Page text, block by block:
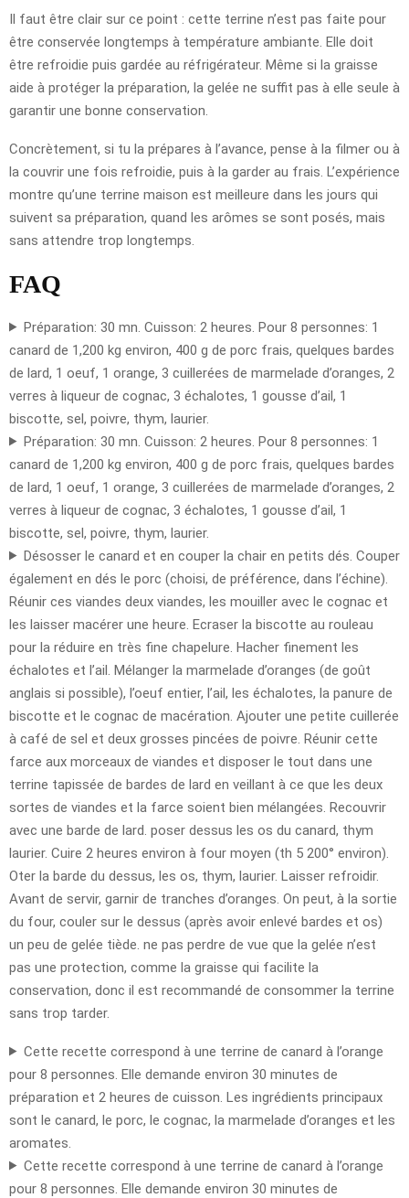
Il faut être clair sur ce point : cette terrine n’est pas faite pour
être conservée longtemps à température ambiante. Elle doit
être refroidie puis gardée au réfrigérateur. Même si la graisse
aide à protéger la préparation, la gelée ne suffit pas à elle seule à
garantir une bonne conservation.
Concrètement, si tu la prépares à l’avance, pense à la filmer ou à
la couvrir une fois refroidie, puis à la garder au frais. L’expérience
montre qu’une terrine maison est meilleure dans les jours qui
suivent sa préparation, quand les arômes se sont posés, mais
sans attendre trop longtemps.
FAQ
Préparation: 30 mn. Cuisson: 2 heures. Pour 8 personnes: 1
canard de 1,200 kg environ, 400 g de porc frais, quelques bardes
de lard, 1 oeuf, 1 orange, 3 cuillerées de marmelade d’oranges, 2
verres à liqueur de cognac, 3 échalotes, 1 gousse d’ail, 1
biscotte, sel, poivre, thym, laurier.
Préparation: 30 mn. Cuisson: 2 heures. Pour 8 personnes: 1
canard de 1,200 kg environ, 400 g de porc frais, quelques bardes
de lard, 1 oeuf, 1 orange, 3 cuillerées de marmelade d’oranges, 2
verres à liqueur de cognac, 3 échalotes, 1 gousse d’ail, 1
biscotte, sel, poivre, thym, laurier.
Désosser le canard et en couper la chair en petits dés. Couper
également en dés le porc (choisi, de préférence, dans l’échine).
Réunir ces viandes deux viandes, les mouiller avec le cognac et
les laisser macérer une heure. Ecraser la biscotte au rouleau
pour la réduire en très fine chapelure. Hacher finement les
échalotes et l’ail. Mélanger la marmelade d’oranges (de goût
anglais si possible), l’oeuf entier, l’ail, les échalotes, la panure de
biscotte et le cognac de macération. Ajouter une petite cuillerée
à café de sel et deux grosses pincées de poivre. Réunir cette
farce aux morceaux de viandes et disposer le tout dans une
terrine tapissée de bardes de lard en veillant à ce que les deux
sortes de viandes et la farce soient bien mélangées. Recouvrir
avec une barde de lard. poser dessus les os du canard, thym
laurier. Cuire 2 heures environ à four moyen (th 5 200° environ).
Oter la barde du dessus, les os, thym, laurier. Laisser refroidir.
Avant de servir, garnir de tranches d’oranges. On peut, à la sortie
du four, couler sur le dessus (après avoir enlevé bardes et os)
un peu de gelée tiède. ne pas perdre de vue que la gelée n’est
pas une protection, comme la graisse qui facilite la
conservation, donc il est recommandé de consommer la terrine
sans trop tarder.
Cette recette correspond à une terrine de canard à l’orange
pour 8 personnes. Elle demande environ 30 minutes de
préparation et 2 heures de cuisson. Les ingrédients principaux
sont le canard, le porc, le cognac, la marmelade d’oranges et les
aromates.
Cette recette correspond à une terrine de canard à l’orange
pour 8 personnes. Elle demande environ 30 minutes de